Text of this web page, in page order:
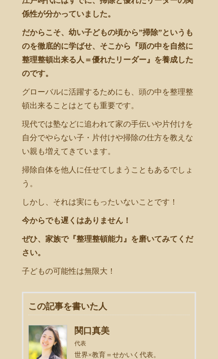
係性が分かっていました。
だからこそ、幼い子どもの頃から”掃除”というも
のを徹底的に学ばせ、そこから『頭の中を自然に
整理整頓出来る人＝優れたリーダー』を養成した
のです。
グローバルに活躍するためにも、頭の中を整理整
頓出来ることはとても重要です。
現代では塾などに追われて家の手伝いや片付けを
自分でやらない子・片付けや掃除の仕方を教えな
い親も増えてきています。
掃除自体を他人に任せてしまうこともあるでしょ
う。
しかし、それは実にもったいないことです！
今からでも遅くはありません！
ぜひ、家族で『整理整頓能力』を磨いてみてくだ
さい。
子どもの可能性は無限大！
この記事を書いた人
関口真美
代表
世界×教育＝せかいく代表。